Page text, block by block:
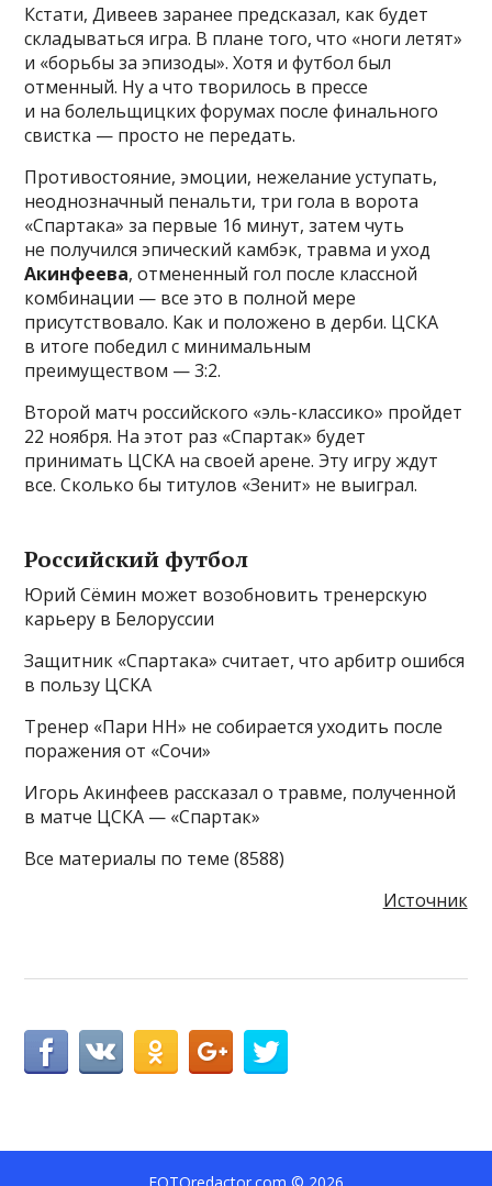
Кстати, Дивеев заранее предсказал, как будет
складываться игра. В плане того, что «ноги летят»
и «борьбы за эпизоды». Хотя и футбол был
отменный. Ну а что творилось в прессе
и на болельщицких форумах после финального
свистка — просто не передать.
Противостояние, эмоции, нежелание уступать,
неоднозначный пенальти, три гола в ворота
«Спартака» за первые 16 минут, затем чуть
не получился эпический камбэк, травма и уход
Акинфеева, отмененный гол после классной
комбинации — все это в полной мере
присутствовало. Как и положено в дерби. ЦСКА
в итоге победил с минимальным
преимуществом — 3:2.
Второй матч российского «эль-классико» пройдет
22 ноября. На этот раз «Спартак» будет
принимать ЦСКА на своей арене. Эту игру ждут
все. Сколько бы титулов «Зенит» не выиграл.
Российский футбол
Юрий Сёмин может возобновить тренерскую
карьеру в Белоруссии
Защитник «Спартака» считает, что арбитр ошибся
в пользу ЦСКА
Тренер «Пари НН» не собирается уходить после
поражения от «Сочи»
Игорь Акинфеев рассказал о травме, полученной
в матче ЦСКА — «Спартак»
Все материалы по теме (8588)
Источник